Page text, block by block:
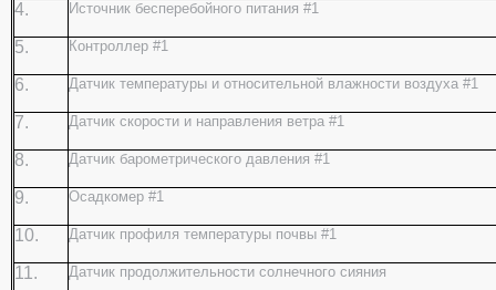
4. Источник бесперебойного питания #1
5. Контроллер #1
6. Датчик температуры и относительной влажности воздуха #1
7. Датчик скорости и направления ветра #1
8. Датчик барометрического давления #1
9. Осадкомер #1
10. Датчик профиля температуры почвы #1
11. Датчик продолжительности солнечного сияния